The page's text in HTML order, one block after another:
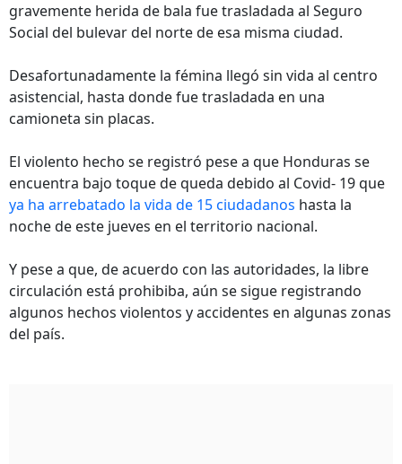
gravemente herida de bala fue trasladada al Seguro
Social del bulevar del norte de esa misma ciudad.
Desafortunadamente la fémina llegó sin vida al centro
asistencial, hasta donde fue trasladada en una
camioneta sin placas.
El violento hecho se registró pese a que Honduras se
encuentra bajo toque de queda debido al Covid- 19 que
ya ha arrebatado la vida de 15 ciudadanos hasta la
noche de este jueves en el territorio nacional.
Y pese a que, de acuerdo con las autoridades, la libre
circulación está prohibiba, aún se sigue registrando
algunos hechos violentos y accidentes en algunas zonas
del país.